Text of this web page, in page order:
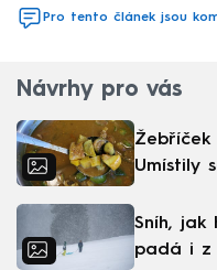
Pro tento článek jsou
Návrhy pro vás
Žebříček
Umístily
Sníh, jak
padá i z